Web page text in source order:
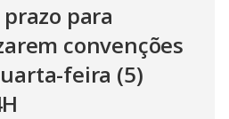
prazo para
convenções
feira (5)